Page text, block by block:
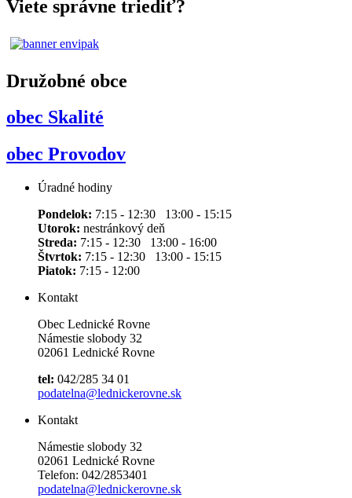
Viete správne triediť?
Družobné obce
obec Skalité
obec Provodov
Úradné hodiny
Pondelok: 7:15 - 12:30 13:00 - 15:15
Utorok: nestránkový deň
Streda: 7:15 - 12:30 13:00 - 16:00
Štvrtok: 7:15 - 12:30 13:00 - 15:15
Piatok: 7:15 - 12:00
Kontakt
Obec Lednické Rovne
Námestie slobody 32
02061 Lednické Rovne
tel: 042/285 34 01
podatelna@lednickerovne.sk
Kontakt
Námestie slobody 32
02061 Lednické Rovne
Telefon: 042/2853401
podatelna@lednickerovne.sk